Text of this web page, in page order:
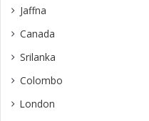
Jaffna
Canada
Srilanka
Colombo
London